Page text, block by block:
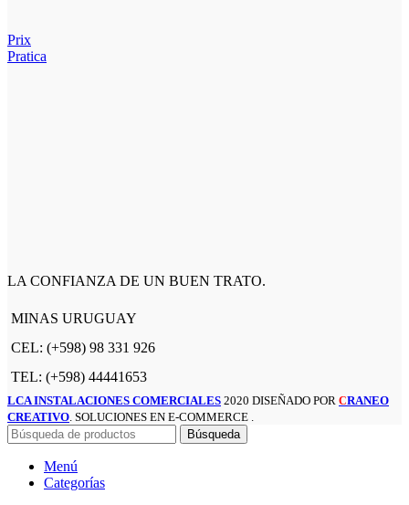
Prix
Pratica
LA CONFIANZA DE UN BUEN TRATO.
MINAS URUGUAY
CEL: (+598) 98 331 926
TEL: (+598) 44441653
LCA INSTALACIONES COMERCIALES 2020 DISEÑADO POR CRANEO
CREATIVO. SOLUCIONES EN E-COMMERCE .
Búsqueda
Menú
Categorías